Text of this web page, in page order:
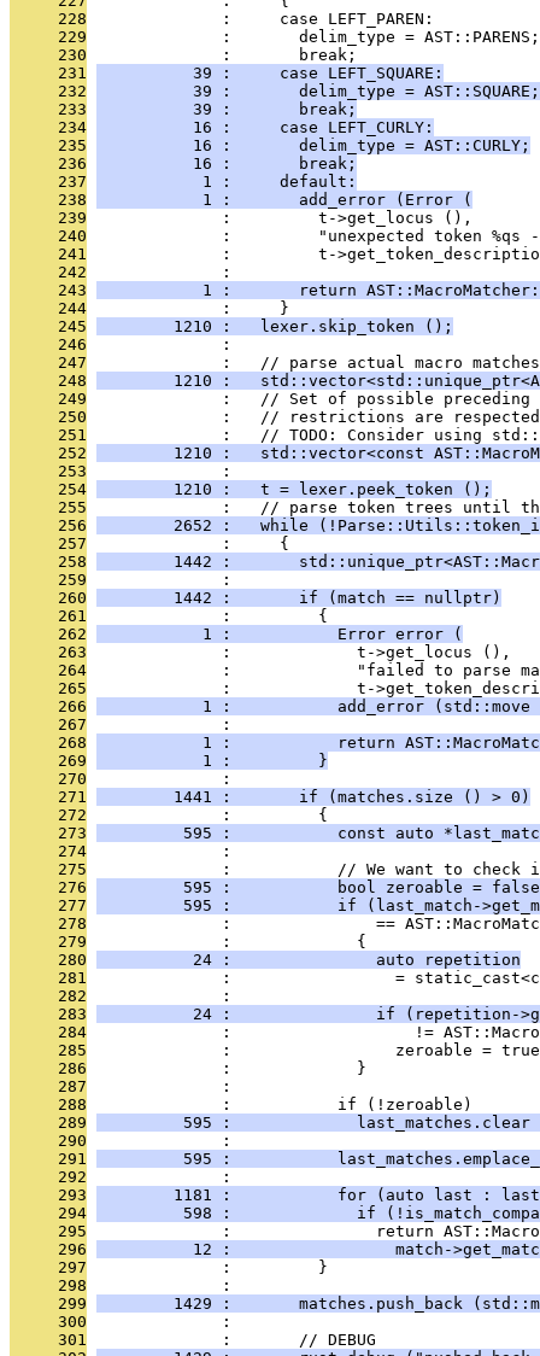
     228
              :     case LEFT_PAREN:
     229
              :       delim_type = AST::PARENS;
     230
              :       break;
     231
          39 :     case LEFT_SQUARE:
     232
          39 :       delim_type = AST::SQUARE;
     233
          39 :       break;
     234
          16 :     case LEFT_CURLY:
     235
          16 :       delim_type = AST::CURLY;
     236
          16 :       break;
     237
           1 :     default:
     238
           1 :       add_error (Error (
     239
              :         t->get_locus (),
     240
:         "unexpected token %qs
     241
:         t-
     242
              :
     243
1 :       return
     244
              :     }
     245
        1210 :   lexer.skip_token ();
     246
              :
     247
              :   // parse actual macro matches
     248
1210 :
     249
:   // Set of possible
     250
:   // restrictions are
     251
:   // TODO: Consider using
     252
1210 :   std::vector<const
     253
              :
     254
        1210 :   t = lexer.peek_token ();
     255
:   // parse token trees until
     256
2652 :   while
     257
              :     {
     258
1442 :
     259
              :
     260
        1442 :       if (match == nullptr)
     261
              :         {
     262
           1 :           Error error (
     263
              :             t->get_locus (),
     264
:             "failed to parse
     265
:             t-
     266
1 :           add_error (std::move
     267
              :
     268
1 :           return
     269
           1 :         }
     270
              :
     271
        1441 :       if (matches.size () > 0)
     272
              :         {
     273
595 :           const auto
     274
              :
     275
:           // We want to check
     276
595 :           bool zeroable =
     277
595 :           if (last_match-
     278
:               ==
     279
              :             {
     280
          24 :               auto repetition
     281
:                 =
     282
              :
     283
24 :               if (repetition-
     284
:                   !=
     285
:                 zeroable =
     286
              :             }
     287
              :
     288
              :           if (!zeroable)
     289
595 :             last_matches.clear
     290
              :
     291
595 :
     292
              :
     293
1181 :           for (auto last :
     294
598 :             if
     295
:               return
     296
12 :                 match-
     297
              :         }
     298
              :
     299
1429 :       matches.push_back
     300
              :
     301
              :       // DEBUG